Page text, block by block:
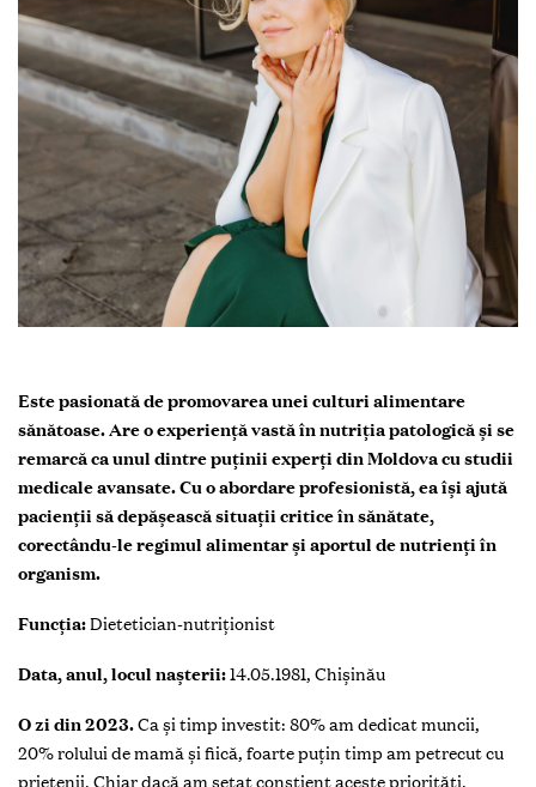
Este pasionată de promovarea unei culturi alimentare
sănătoase. Are o experiență vastă în nutriția patologică și se
remarcă ca unul dintre puținii experți din Moldova cu studii
medicale avansate. Cu o abordare profesionistă, ea își ajută
pacienții să depășească situații critice în sănătate,
corectându-le regimul alimentar și aportul de nutrienți în
organism.
Funcția:Dietetician-nutriționist
Data, anul, locul nașterii:14.05.1981, Chișinău
O zi din 2023.Ca și timp investit: 80% am dedicat muncii,
20% rolului de mamă și fiică, foarte puțin timp am petrecut cu
prietenii. Chiar dacă am setat conștient aceste priorități,